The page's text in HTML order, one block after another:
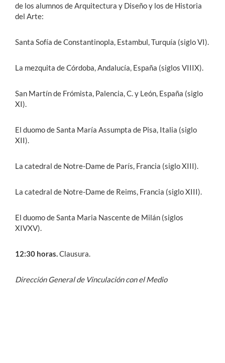
de los alumnos de Arquitectura y Diseño y los de Historia
del Arte:
Santa Sofía de Constantinopla, Estambul, Turquía (siglo VI).
La mezquita de Córdoba, Andalucía, España (siglos VIIIX).
San Martín de Frómista, Palencia, C. y León, España (siglo
XI).
El duomo de Santa María Assumpta de Pisa, Italia (siglo
XII).
La catedral de Notre-Dame de París, Francia (siglo XIII).
La catedral de Notre-Dame de Reims, Francia (siglo XIII).
El duomo de Santa Maria Nascente de Milán (siglos
XIVXV).
12:30 horas.Clausura.
Dirección General de Vinculación con el Medio